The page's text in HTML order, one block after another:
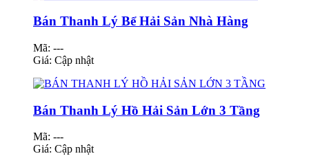
Bán Thanh Lý Bể Hải Sản Nhà Hàng
Mã: ---
Giá: Cập nhật
Bán Thanh Lý Hồ Hải Sản Lớn 3 Tầng
Mã: ---
Giá: Cập nhật